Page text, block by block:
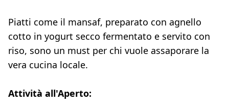
Piatti come il mansaf, preparato con agnello
cotto in yogurt secco fermentato e servito con
riso, sono un must per chi vuole assaporare la
vera cucina locale.
Attività all'Aperto: